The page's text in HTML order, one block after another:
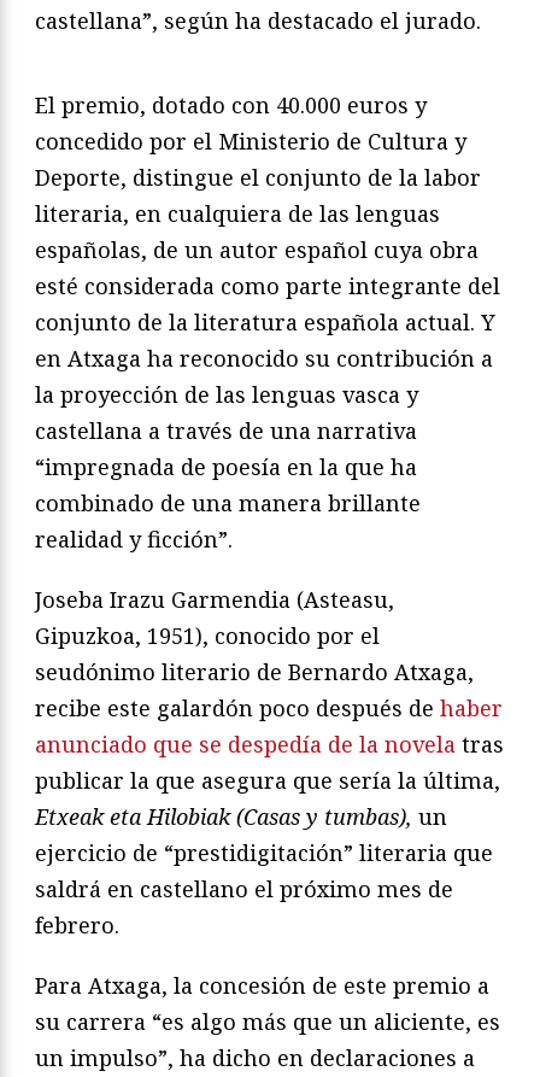
castellana”, según ha destacado el jurado.
El premio, dotado con 40.000 euros y
concedido por el Ministerio de Cultura y
Deporte, distingue el conjunto de la labor
literaria, en cualquiera de las lenguas
españolas, de un autor español cuya obra
esté considerada como parte integrante del
conjunto de la literatura española actual. Y
en Atxaga ha reconocido su contribución a
la proyección de las lenguas vasca y
castellana a través de una narrativa
“impregnada de poesía en la que ha
combinado de una manera brillante
realidad y ficción”.
Joseba Irazu Garmendia (Asteasu,
Gipuzkoa, 1951), conocido por el
seudónimo literario de Bernardo Atxaga,
recibe este galardón poco después de haber
anunciado que se despedía de la novela tras
publicar la que asegura que sería la última,
Etxeak eta Hilobiak (Casas y tumbas), un
ejercicio de “prestidigitación” literaria que
saldrá en castellano el próximo mes de
febrero.
Para Atxaga, la concesión de este premio a
su carrera “es algo más que un aliciente, es
un impulso”, ha dicho en declaraciones a